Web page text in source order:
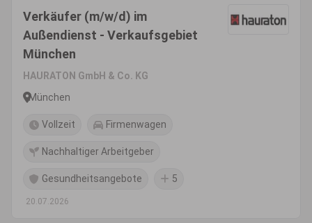
Verkäufer (m/w/d) im
Außendienst - Verkaufsgebiet
München
HAURATON GmbH & Co. KG
München
Vollzeit Firmenwagen
Nachhaltiger Arbeitgeber
Gesundheitsangebote 5
20.07.2026